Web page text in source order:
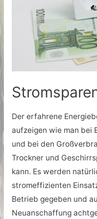
Der erfahrene
aufzeigen wie man bei
und bei den
Trockner und
kann. Es werden
stromeffizienten
Betrieb gegeben und
Neuanschaffung